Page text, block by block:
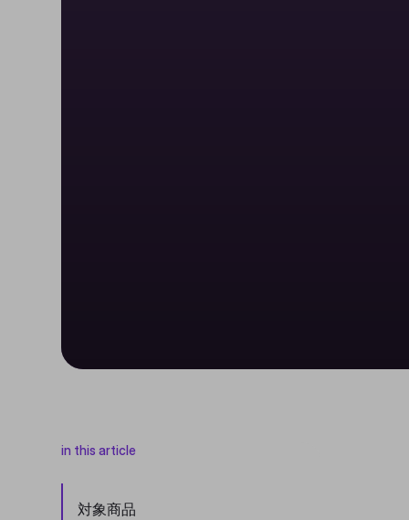
in this article
対象商品